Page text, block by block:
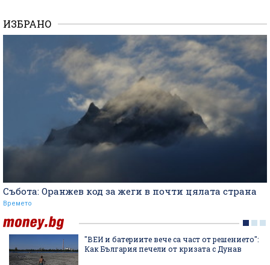
ИЗБРАНО
Събота: Оранжев код за жеги в почти цялата страна
Времето
"ВЕИ и батериите вече са част от решението":
Как България печели от кризата с Дунав